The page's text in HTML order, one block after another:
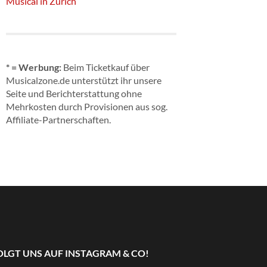
* = Werbung: Beim Ticketkauf über
Musicalzone.de unterstützt ihr unsere
Seite und Berichterstattung ohne
Mehrkosten durch Provisionen aus sog.
Affiliate-Partnerschaften.
UNS AUF INSTAGRAM & CO!